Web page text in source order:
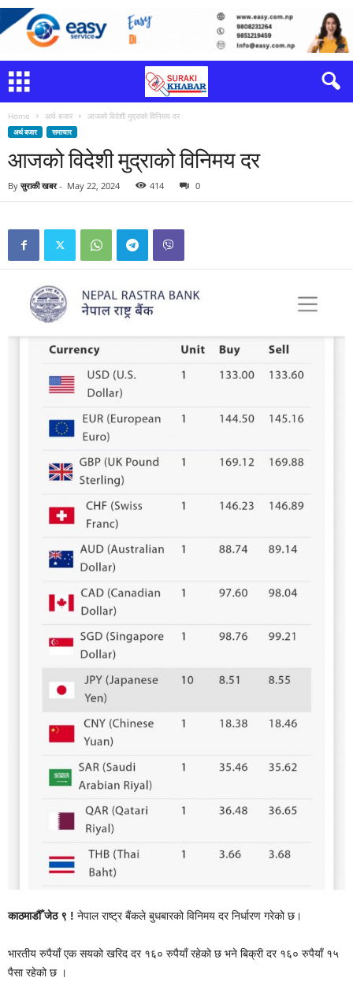
Home अर्थ बजार आजको विदेशी मुद्राको विनिमय दर
अर्थ बजार समाचार
आजको विदेशी मुद्राको विनिमय दर
By सुराकी खबर- May 22, 2024 414 0
काठमाडौँ जेठ ९ ! नेपाल राष्ट्र बैंकले बुधबारको विनिमय दर निर्धारण गरेको छ।
भारतीय रुपैयाँ एक सयको खरिद दर १६० रुपैयाँ रहेको छ भने बिक्री दर १६० रुपैयाँ १५
पैसा रहेको छ ।